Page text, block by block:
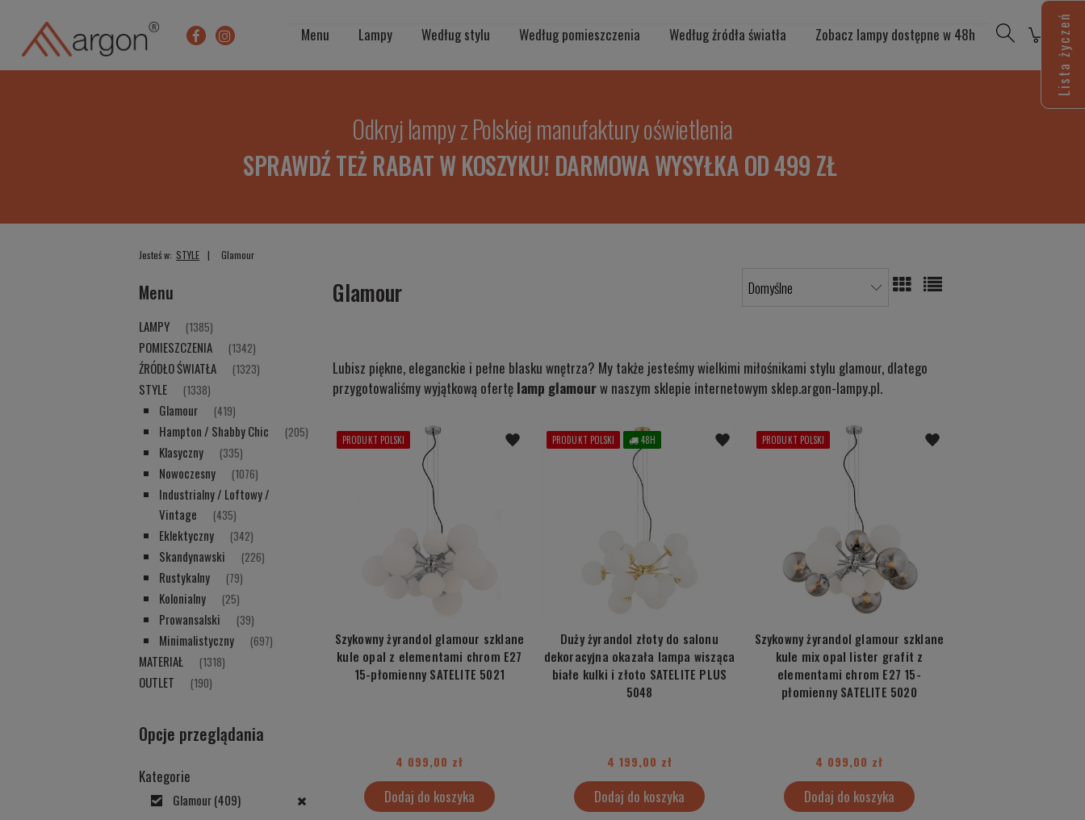
Menu Lampy Według stylu Według pomieszczenia Według źródła światła Zobacz lampy dostępne w 48h
Odkryj lampy z Polskiej manufaktury oświetlenia
SPRAWDŹ TEŻ RABAT W KOSZYKU! DARMOWA WYSYŁKA OD 499 ZŁ
Jesteś w: STYLE Glamour
Menu
LAMPY (1385)
POMIESZCZENIA (1342)
ŹRÓDŁO ŚWIATŁA (1323)
STYLE (1338)
Glamour (419)
Hampton / Shabby Chic (205)
Klasyczny (335)
Nowoczesny (1076)
Industrialny / Loftowy /
Vintage
(435)
Eklektyczny (342)
Skandynawski (226)
Rustykalny (79)
Kolonialny (25)
Prowansalski (39)
Minimalistyczny (697)
MATERIAŁ (1318)
OUTLET (190)
Opcje przeglądania
Kategorie
Glamour(409)
Glamour
Lubisz piękne, eleganckie i pełne blasku wnętrza? My także jesteśmy wielkimi miłośnikami stylu glamour, dlatego
przygotowaliśmy wyjątkową ofertę lamp glamourw naszym sklepie internetowym sklep.argon-lampy.pl.
Szykowny żyrandol glamour szklane
kule opal z elementami chrom E27
15-płomienny SATELITE 5021
4 099,00 zł
Dodaj do koszyka
PRODUKT POLSKI
Duży żyrandol złoty do salonu
dekoracyjna okazała lampa wisząca
białe kulki i złoto SATELITE PLUS
5048
4 199,00 zł
Dodaj do koszyka
PRODUKT POLSKI 48H
Szykowny żyrandol glamour szklane
kule mix opal lister grafit z
elementami chrom E27 15-
płomienny SATELITE 5020
4 099,00 zł
Dodaj do koszyka
PRODUKT POLSKI
Lista życzeń